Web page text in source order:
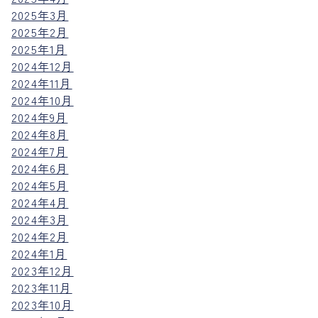
2025年3月
2025年2月
2025年1月
2024年12月
2024年11月
2024年10月
2024年9月
2024年8月
2024年7月
2024年6月
2024年5月
2024年4月
2024年3月
2024年2月
2024年1月
2023年12月
2023年11月
2023年10月